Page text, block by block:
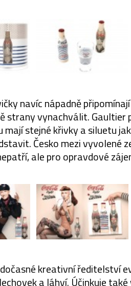
navíc nápadně
strany vynachválit. Gaultier
mají stejné křivky a siluetu
Česko mezi vyvolené
ale pro opravdové
kreativní ředitelství
a láhví. Účinkuje